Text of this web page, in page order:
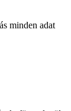
minden adat